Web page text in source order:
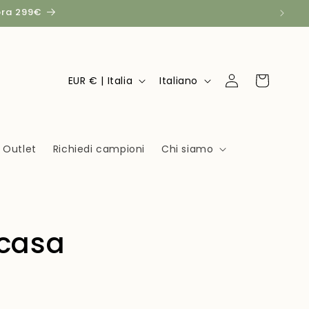
299€
Outlet Richiedi campioni Chi siamo
P
s
e
EUR € | Italia
g
Italiano Accedi Carrello